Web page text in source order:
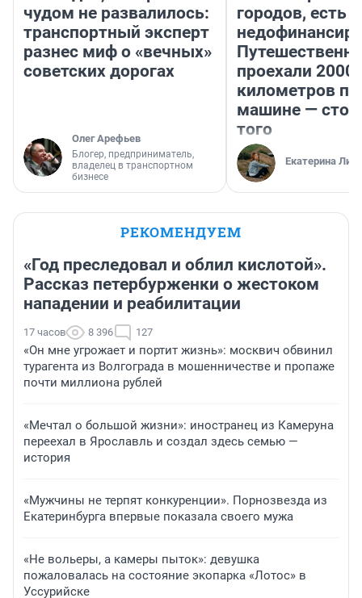
чудом не развалилось:
транспортный эксперт
разнес миф о «вечных»
советских дорогах
Олег Арефьев
Блогер, предприниматель,
владелец в транспортном
бизнесе
городов, есть
проехали 2000
километров по
машине —
того
Екатерина
РЕКОМЕНДУЕМ
«Год преследовал и облил кислотой».
Рассказ петербурженки о жестоком
нападении и реабилитации
17 часов 8 396 127
«Он мне угрожает и портит жизнь»: москвич обвинил
турагента из Волгограда в мошенничестве и пропаже
почти миллиона рублей
«Мечтал о большой жизни»: иностранец из Камеруна
переехал в Ярославль и создал здесь семью —
история
«Мужчины не терпят конкуренции». Порнозвезда из
Екатеринбурга впервые показала своего мужа
«Не вольеры, а камеры пыток»: девушка
пожаловалась на состояние экопарка «Лотос» в
Уссурийске